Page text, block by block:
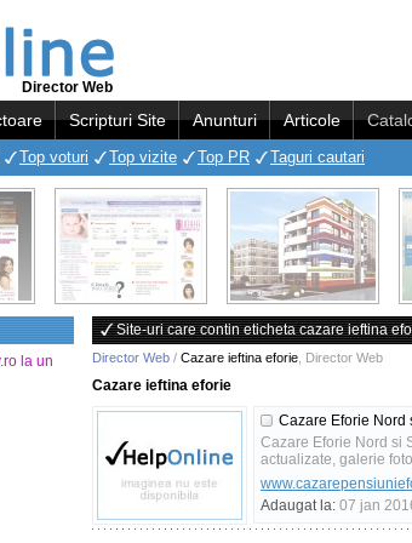
Director Web
Scripturi Site Anunturi Articole
Top voturi Top vizite Top PR Taguri cautari
la un
Site-uri care contin eticheta cazare ieftina
Director Web / Cazare ieftina eforie Director Web
Cazare ieftina eforie
Cazare Eforie Nord
Cazare Eforie Nord si
actualizate, galerie
Adaugat la: 07 jan